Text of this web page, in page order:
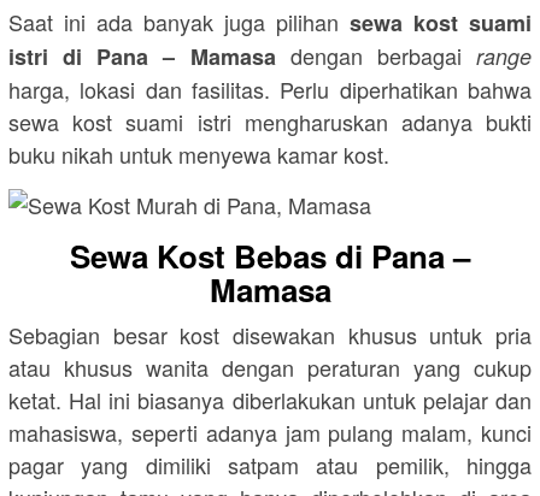
Saat ini ada banyak juga pilihan sewa kost suami
istri di Pana – Mamasadengan berbagairange
harga, lokasi dan fasilitas. Perlu diperhatikan bahwa
sewa kost suami istri mengharuskan adanya bukti
buku nikah untuk menyewa kamar kost.
Sewa Kost Bebas di Pana –
Mamasa
Sebagian besar kost disewakan khusus untuk pria
atau khusus wanita dengan peraturan yang cukup
ketat. Hal ini biasanya diberlakukan untuk pelajar dan
mahasiswa, seperti adanya jam pulang malam, kunci
pagar yang dimiliki satpam atau pemilik, hingga